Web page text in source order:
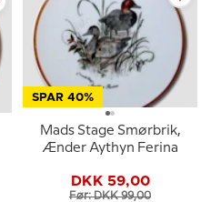
SPAR 40%
Mads Stage Smørbrik,
Ænder Aythyn Ferina
DKK 59,00
Før: DKK 99,00